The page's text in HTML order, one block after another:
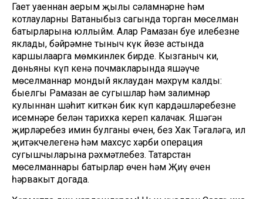
Гает уңаеннан аерым җылы сәламнәрне һәм
котлауларны Ватаныбыз сагында торган мөселман
батырларына юллыйм. Алар Рамазан буе илебезне
яклады, бәйрәмне тыныч күк йөзе астында
каршылаарга мөмкинлек бирде. Кызганыч ки,
дөньяның күп кенә почмакларында яшәүче
мөселманнар мондый яклаудан мәхрүм калды:
быелгы Рамазан ае сугышлар һәм залимнәр
кулыннан шәһит киткән бик күп кардәшләребезнең
исемнәре белән тарихка кереп калачак. Яшәгән
җирләребез имин булганы өчен, без Хак Тәгаләгә, ил
җитәкчелегенә һәм махсус хәрби операция
сугышчыларына рәхмәтлебез. Татарстан
мөселманнары батырлар өчен һәм Җиңү өчен
һәрвакыт догада.